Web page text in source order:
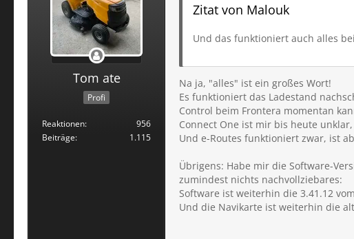
Tom ate
Profi
Reaktionen
956
Beiträge
1.115
Zitat von Malouk
Und das funktioniert auch alles
Na ja, "alles" ist ein großes Wort!
Es funktioniert das Ladestand
Control beim Frontera momentan
Connect One ist mir bis heute
Und e-Routes funktioniert zwar, ist
Übrigens: Habe mir die Software-
zumindest nichts nachvollziebares:
Software ist weiterhin die 3.41.12
Und die Navikarte ist weiterhin die